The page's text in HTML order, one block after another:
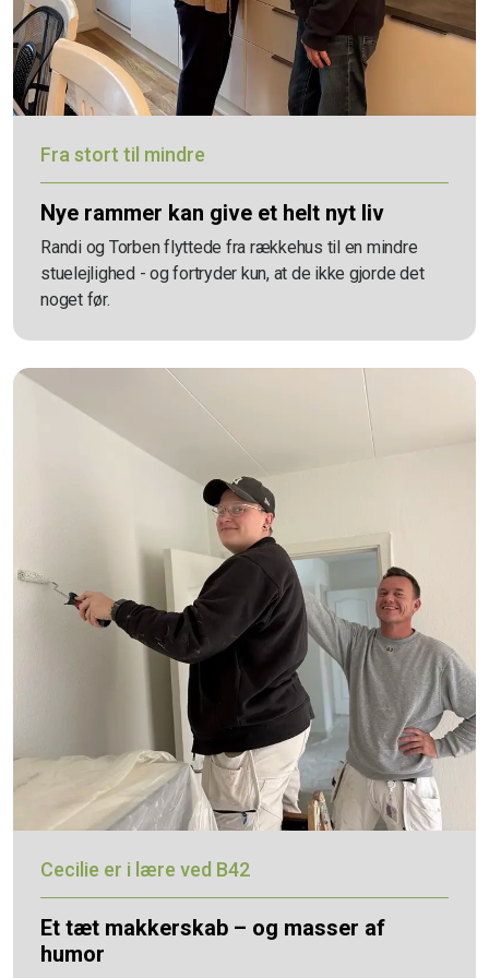
Fra stort til mindre
Nye rammer kan give et helt nyt liv
Randi og Torben flyttede fra rækkehus til en mindre
stuelejlighed - og fortryder kun, at de ikke gjorde det
noget før.
Cecilie er i lære ved B42
Et tæt makkerskab – og masser af
humor